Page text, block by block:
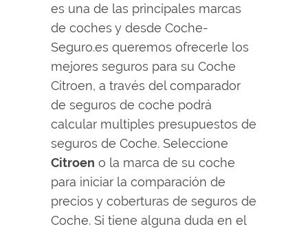
es una de las principales marcas
de coches y desde Coche-
Seguro.es queremos ofrecerle los
mejores seguros para su Coche
Citroen, a través del comparador
de seguros de coche podrá
calcular multiples presupuestos de
seguros de Coche. Seleccione
Citroen o la marca de su coche
para iniciar la comparación de
precios y coberturas de seguros de
Coche. Si tiene alguna duda en el